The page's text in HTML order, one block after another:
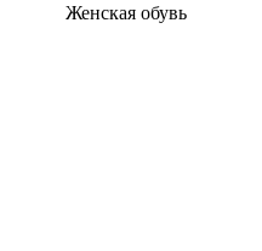
Женcкая обувь